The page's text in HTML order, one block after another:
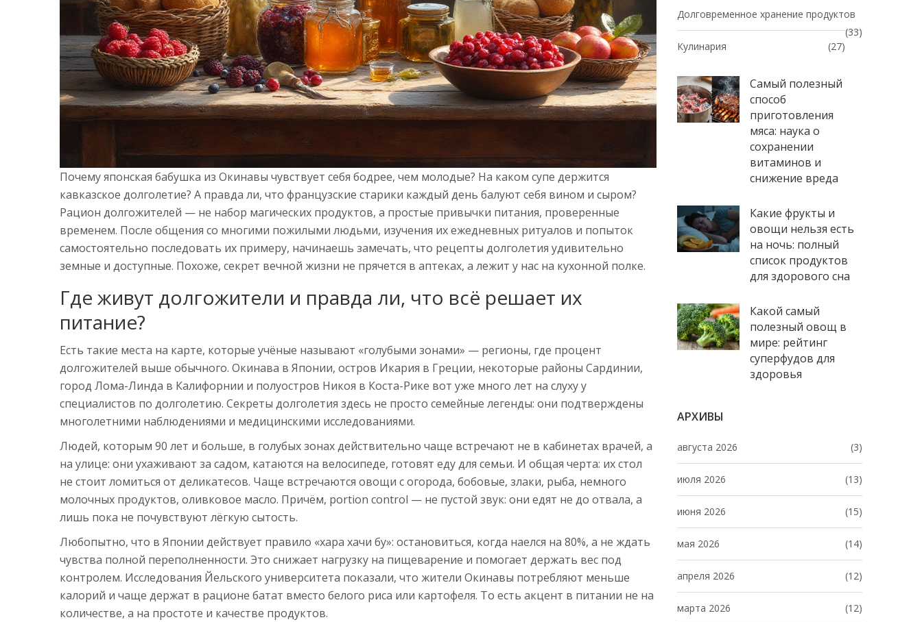
Долговременное хранение продуктов
(33)
Кулинария
(27)
Самый полезный
способ
приготовления
мяса: наука о
сохранении
витаминов и
снижение вреда
Какие фрукты и
овощи нельзя есть
на ночь: полный
список продуктов
для здорового сна
Какой самый
полезный овощ в
мире: рейтинг
суперфудов для
здоровья
АРХИВЫ
августа 2026 (3)
июля 2026 (13)
июня 2026 (15)
мая 2026 (14)
апреля 2026 (12)
марта 2026 (12)
Почему японская бабушка из Окинавы чувствует себя бодрее, чем молодые? На каком супе держится
кавказское долголетие? А правда ли, что французские старики каждый день балуют себя вином и сыром?
Рацион долгожителей — не набор магических продуктов, а простые привычки питания, проверенные
временем. После общения со многими пожилыми людьми, изучения их ежедневных ритуалов и попыток
самостоятельно последовать их примеру, начинаешь замечать, что рецепты долголетия удивительно
земные и доступные. Похоже, секрет вечной жизни не прячется в аптеках, а лежит у нас на кухонной полке.
Где живут долгожители и правда ли, что всё решает их
питание?
Есть такие места на карте, которые учёные называют «голубыми зонами» — регионы, где процент
долгожителей выше обычного. Окинава в Японии, остров Икария в Греции, некоторые районы Сардинии,
город Лома-Линда в Калифорнии и полуостров Никоя в Коста-Рике вот уже много лет на слуху у
специалистов по долголетию. Секреты долголетия здесь не просто семейные легенды: они подтверждены
многолетними наблюдениями и медицинскими исследованиями.
Людей, которым 90 лет и больше, в голубых зонах действительно чаще встречают не в кабинетах врачей, а
на улице: они ухаживают за садом, катаются на велосипеде, готовят еду для семьи. И общая черта: их стол
не стоит ломиться от деликатесов. Чаще встречаются овощи с огорода, бобовые, злаки, рыба, немного
молочных продуктов, оливковое масло. Причём, portion control — не пустой звук: они едят не до отвала, а
лишь пока не почувствуют лёгкую сытость.
Любопытно, что в Японии действует правило «хара хачи бу»: остановиться, когда наелся на 80%, а не ждать
чувства полной переполненности. Это снижает нагрузку на пищеварение и помогает держать вес под
контролем. Исследования Йельского университета показали, что жители Окинавы потребляют меньше
калорий и чаще держат в рационе батат вместо белого риса или картофеля. То есть акцент в питании не на
количестве, а на простоте и качестве продуктов.